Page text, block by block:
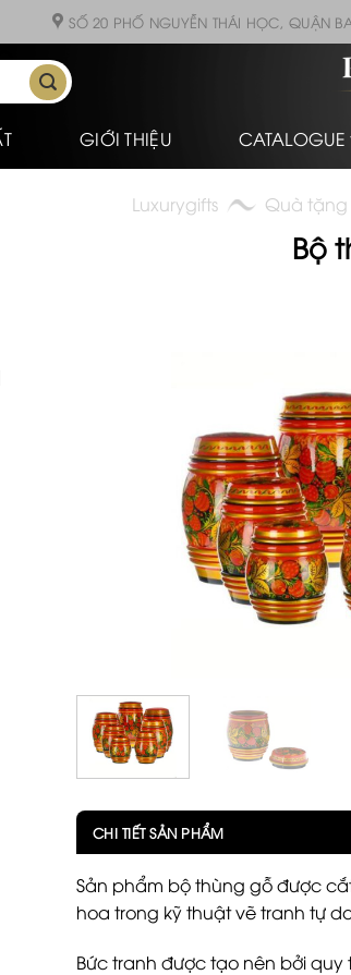
SỐ 20 PHỐ NGUYỄN THÁI HỌC, QUẬN
GIỚI THIỆU CATALOGUE
Luxurygifts Quà
Bộ
CHI TIẾT SẢN PHẨM
Sản phẩm bộ thùng gỗ được
hoa trong kỹ thuật vẽ tranh tự
Bức tranh được tạo nên bởi